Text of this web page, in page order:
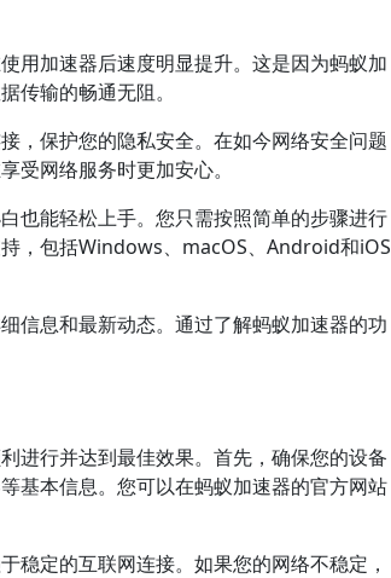
用加速器后速度明显提升。这是因为蚂蚁加
传输的畅通无阻。
，保护您的隐私安全。在如今网络安全问题
受网络服务时更加安心。
也能轻松上手。您只需按照简单的步骤进行
，包括Windows、macOS、Android和iOS
信息和最新动态。通过了解蚂蚁加速器的功
进行并达到最佳效果。首先，确保您的设备
基本信息。您可以在蚂蚁加速器的官方网站
稳定的互联网连接。如果您的网络不稳定，